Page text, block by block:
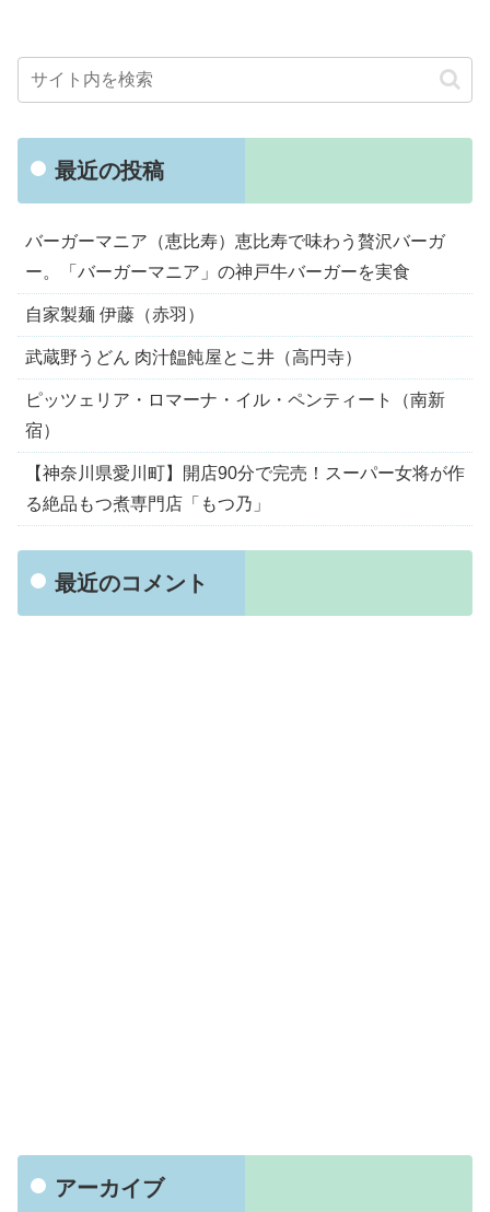
最近の投稿
バーガーマニア（恵比寿）恵比寿で味わう贅沢バーガ
ー。「バーガーマニア」の神戸牛バーガーを実食
自家製麺 伊藤（赤羽）
武蔵野うどん 肉汁饂飩屋とこ井（高円寺）
ピッツェリア・ロマーナ・イル・ペンティート（南新
宿）
【神奈川県愛川町】開店90分で完売！スーパー女将が作
る絶品もつ煮専門店「もつ乃」
最近のコメント
アーカイブ